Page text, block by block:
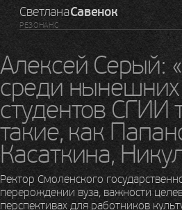
СветланаСавенок
РЕЗОНАНС
Алексей Серый:
среди
студентов СГИИ
такие, как
Касаткина,
Ректор Смоленского
перерождении вуза, важности
перспективах для работников